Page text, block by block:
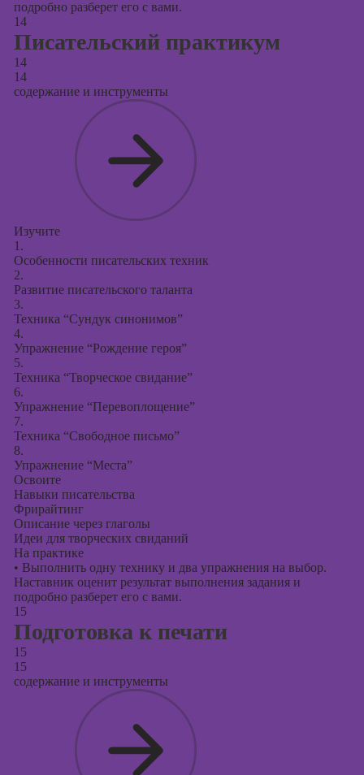
подробно разберет его с вами.
14
Писательский практикум
14
14
содержание и инструменты
Изучите
1.
Особенности писательских техник
2.
Развитие писательского таланта
3.
Техника “Сундук синонимов”
4.
Упражнение “Рождение героя”
5.
Техника “Творческое свидание”
6.
Упражнение “Перевоплощение”
7.
Техника “Свободное письмо”
8.
Упражнение “Места”
Освоите
Навыки писательства
Фрирайтинг
Описание через глаголы
Идеи для творческих свиданий
На практике
• Выполнить одну технику и два упражнения на выбор.
Наставник оценит результат выполнения задания и
подробно разберет его с вами.
15
Подготовка к печати
15
15
содержание и инструменты